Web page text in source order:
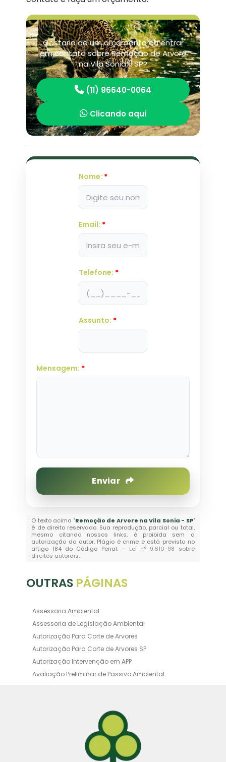
Gostaria de um orçamento ou entrar
em contato sobre Remoção de Arvore
na Vila Sonia - SP?
(11) 96640-0064
Clicando aqui
Nome: *
Email: *
Telefone: *
Assunto: *
Mensagem: *
Enviar
O texto acima "Remoção de Arvore na Vila Sonia - SP"
é de direito reservado. Sua reprodução, parcial ou total,
mesmo citando nossos links, é proibida sem a
autorização do autor. Plágio é crime e está previsto no
artigo 184 do Código Penal. – Lei n° 9.610-98 sobre
direitos autorais.
OUTRAS PÁGINAS
Assessoria Ambiental
Assessoria de Legislação Ambiental
Autorização Para Corte de Arvores
Autorização Para Corte de Arvores SP
Autorização Intervenção em APP
Avaliação Preliminar de Passivo Ambiental
Certificado de Movimentação de Resíduos de
Certificado de Movimentação de Resíduos de
Interesse Ambiental Cadri
Consultoria Ambiental Orçamento